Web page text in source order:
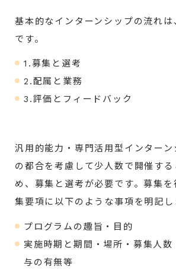
基本的なインターンシップの流れ
です。
1.募集と選考
2.配属と業務
3.評価とフィードバック
汎用的能力・専門活用型インター
の都合を考慮して少人数で開催す
め、募集と選考が必要です。募集
集要項に以下のような事項を明記し
プログラムの趣旨・目的
実施時期と期間・場所・募集人数
与の有無等